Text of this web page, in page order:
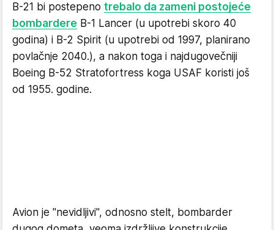
B-21 bi postepeno trebalo da zameni postojeće
bombardere B-1 Lancer (u upotrebi skoro 40
godina) i B-2 Spirit (u upotrebi od 1997, planirano
povlačnje 2040.), a nakon toga i najdugovečniji
Boeing B-52 Stratofortress koga USAF koristi još
od 1955. godine.
Avion je "nevidljivi", odnosno stelt, bombarder